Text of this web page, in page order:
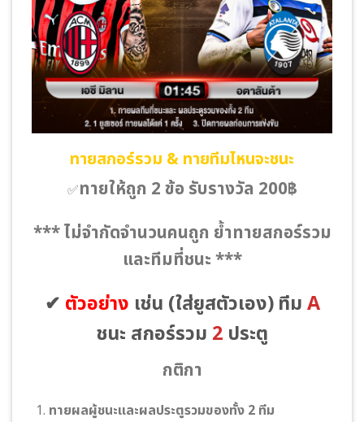
ทายสกอร์รวม & ทายทีมไหนจะชนะ
✅ทายให้ถูก 2 ข้อ รับรางวัล 200฿
*** ไม่จำกัดจำนวนคนถูก ย้ำทายสกอร์รวม
และทีมที่ชนะ ***
✔ ตัวอย่าง เช่น (ใส่ยูสตัวเอง) ทีมA
ชนะ สกอร์รวม 2 ประตู
กติกา
ทายผลผู้ชนะและผลประตูรวมของทั้ง 2 ทีม